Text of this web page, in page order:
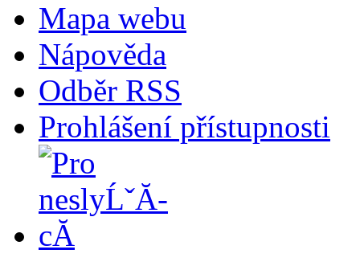
Mapa webu
Nápověda
Odběr RSS
Prohlášení přístupnosti